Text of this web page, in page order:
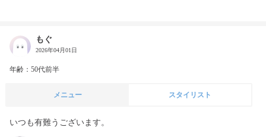
もぐ
2026年04月01日
年齢：50代前半
メニュー スタイリスト
いつも有難うございます。